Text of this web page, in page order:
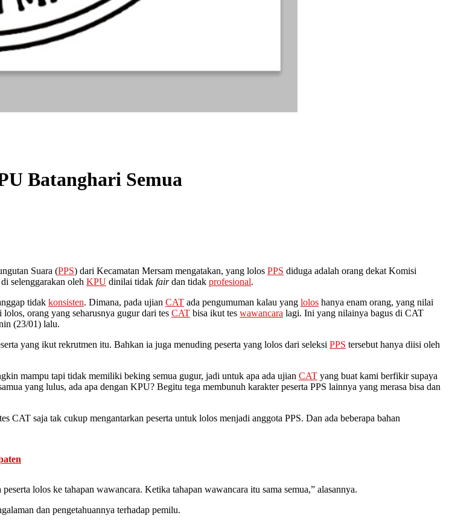
Batanghari Semua
Suara (PPS) dari Kecamatan Mersam mengatakan, yang lolos PPS diduga adalah orang dekat Komisi
selenggarakan oleh KPU dinilai tidak fairdan tidak profesional.
tidak konsisten. Dimana, pada ujian CAT ada pengumuman kalau yang lolos hanya enam orang, yang nilai
orang yang seharusnya gugur dari tes CAT bisa ikut tes wawancara lagi. Ini yang nilainya bagus di CAT
(23/01) lalu.
yang ikut rekrutmen itu. Bahkan ia juga menuding peserta yang lolos dari seleksi PPS tersebut hanya diisi oleh
mampu tapi tidak memiliki beking semua gugur, jadi untuk apa ada ujian CAT yang buat kami berfikir supaya
yang lulus, ada apa dengan KPU? Begitu tega membunuh karakter peserta PPS lainnya yang merasa bisa dan
saja tak cukup mengantarkan peserta untuk lolos menjadi anggota PPS. Dan ada beberapa bahan
lolos ke tahapan wawancara. Ketika tahapan wawancara itu sama semua,” alasannya.
dan pengetahuannya terhadap pemilu.